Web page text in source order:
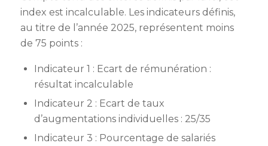
index est incalculable. Les indicateurs définis,
au titre de l’année 2025, représentent moins
de 75 points :
Indicateur 1 : Ecart de rémunération :
résultat incalculable
Indicateur 2 : Ecart de taux
d’augmentations individuelles : 25/35
Indicateur 3 : Pourcentage de salariés